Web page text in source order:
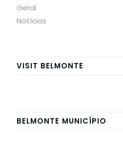
Geral
Notícias
VISIT BELMONTE
BELMONTE MUNICÍPIO